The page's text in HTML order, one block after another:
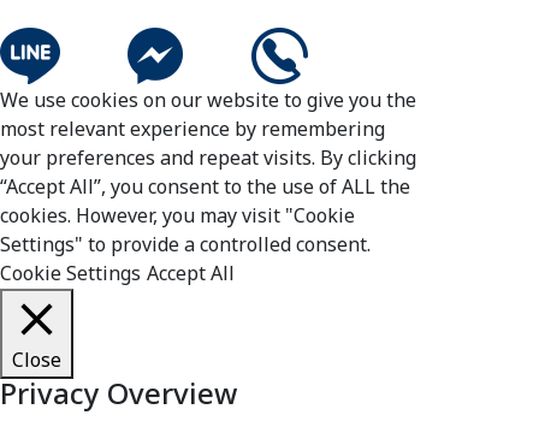
We use cookies on our website to give you the
most relevant experience by remembering
your preferences and repeat visits. By clicking
“Accept All”, you consent to the use of ALL the
cookies. However, you may visit "Cookie
Settings" to provide a controlled consent.
Cookie Settings Accept All
Close
Privacy Overview